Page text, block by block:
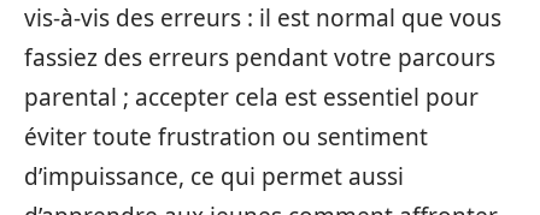
vis-à-vis des erreurs : il est normal que vous
fassiez des erreurs pendant votre parcours
parental ; accepter cela est essentiel pour
éviter toute frustration ou sentiment
d’impuissance, ce qui permet aussi